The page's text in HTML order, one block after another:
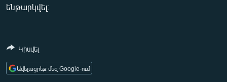
ԱՐԽԻՎ
ԲԱՆԱՎԵՃ
ՁԳՏԵԼՈՎ ԼԱՎԱԳՈՒՅՆԻՆ
ենթարկվել։
Կիսվել
Ավելացրեք մեզ Google-ում